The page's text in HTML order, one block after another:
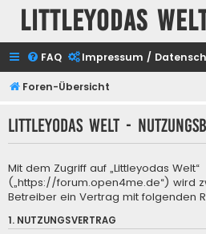
Littleyodas
FAQ Impressum /
Foren-Übersicht
Littleyodas Welt -
Mit dem Zugriff auf „Littleyodas Welt“
(„https://forum.open4me.de“) wird
Betreiber ein Vertrag mit folgenden
1. NUTZUNGSVERTRAG